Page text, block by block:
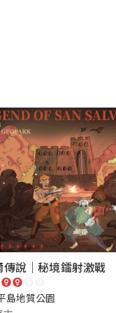
傳說｜秘境鐳射激戰
島地質公園